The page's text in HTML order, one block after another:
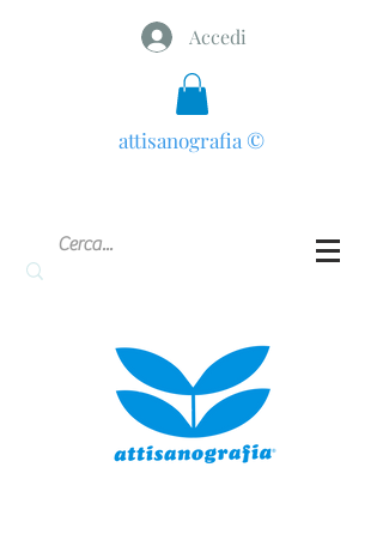
Accedi
attisanografia ©